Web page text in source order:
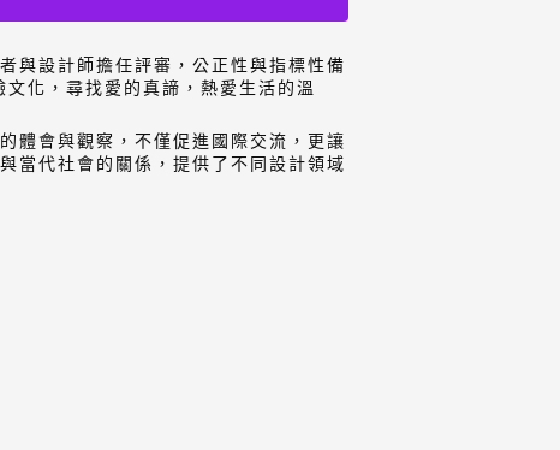
與設計師擔任評審，公正性與指標性備
化，尋找愛的真諦，熱愛生活的溫
體會與觀察，不僅促進國際交流，更讓
當代社會的關係，提供了不同設計領域